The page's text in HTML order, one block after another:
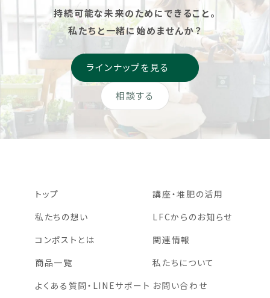
持続可能な未来のためにできること。
私たちと一緒に始めませんか？
相談する
ラインナップを見る
トップ
私たちの想い
コンポストとは
商品一覧
よくある質問・LINEサポート
講座・堆肥の活用
LFCからのお知らせ
関連情報
私たちについて
お問い合わせ